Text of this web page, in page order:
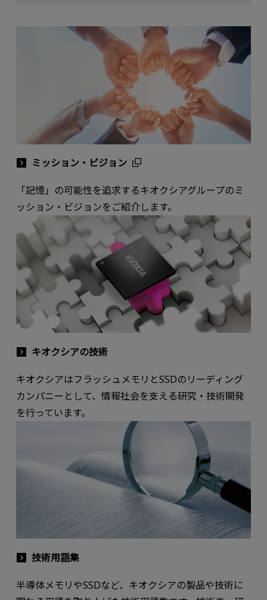
ミッション・ビジョン
「記憶」の可能性を追求するキオクシアグループのミ
ッション・ビジョンをご紹介します。
キオクシアの技術
キオクシアはフラッシュメモリとSSDのリーディング
カンパニーとして、情報社会を支える研究・技術開発
を行っています。
技術用語集
半導体メモリやSSDなど、キオクシアの製品や技術に